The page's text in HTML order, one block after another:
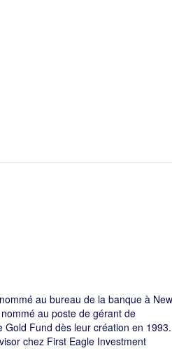
au bureau de la banque à New
au poste de gérant de
Fund dès leur création en 1993.
chez First Eagle Investment